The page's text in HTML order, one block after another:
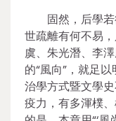
固然，后學
世疏離有何不易
虞、朱光潛、李
的“風向”，就足以
治學方式暨文學
疫力，有多渾樸